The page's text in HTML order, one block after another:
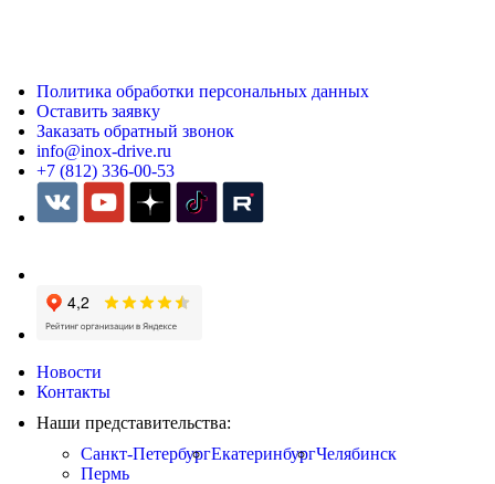
Политика обработки персональных данных
Оставить заявку
Заказать обратный звонок
info@inox-drive.ru
+7 (812) 336-00-53
Новости
Контакты
Наши представительства:
Санкт-ПетербургЕкатеринбургЧелябинск
Пермь